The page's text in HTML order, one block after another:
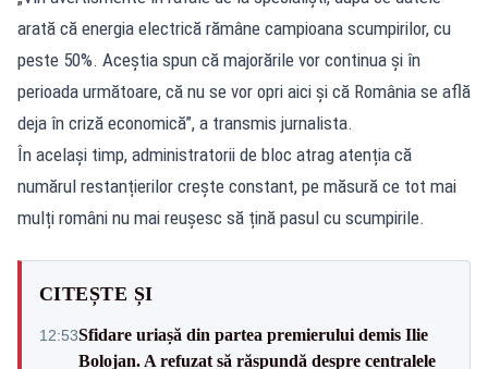
arată că energia electrică rămâne campioana scumpirilor, cu
peste 50%. Aceștia spun că majorările vor continua și în
perioada următoare, că nu se vor opri aici și că România se află
deja în criză economică”, a transmis jurnalista.
În același timp, administratorii de bloc atrag atenția că
numărul restanțierilor crește constant, pe măsură ce tot mai
mulți români nu mai reușesc să țină pasul cu scumpirile.
CITEȘTE ȘI
12:53Sfidare uriașă din partea premierului demis Ilie
Bolojan. A refuzat să răspundă despre centralele